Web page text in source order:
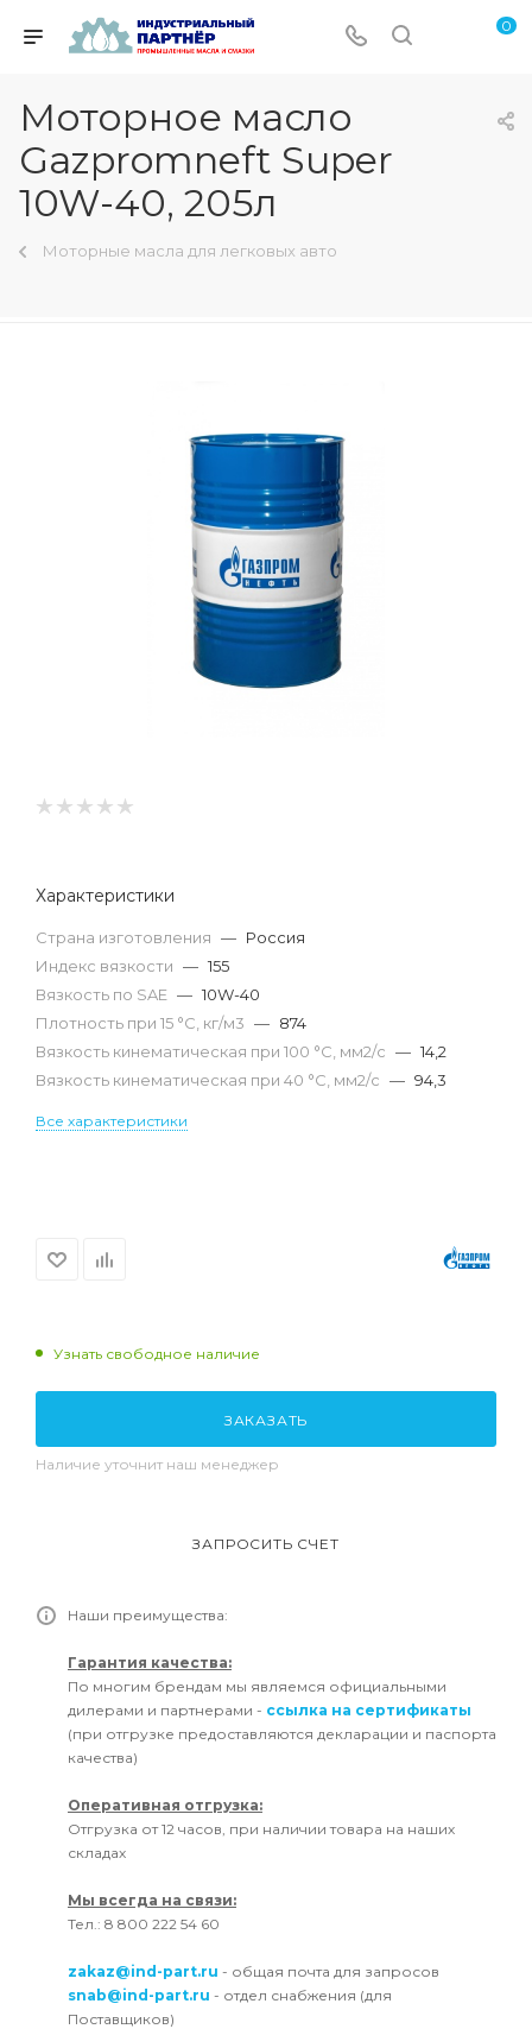
0
Моторное масло
Gazpromneft Super
10W-40, 205л
Моторные масла для легковых авто
Характеристики
Страна изготовления — Россия
Индекс вязкости — 155
Вязкость по SAE — 10W-40
Плотность при 15 °С, кг/м3 — 874
Вязкость кинематическая при 100 °С, мм2/с — 14,2
Вязкость кинематическая при 40 °С, мм2/с — 94,3
Все характеристики
Узнать свободное наличие
ЗАКАЗАТЬ
Наличие уточнит наш менеджер
ЗАПРОСИТЬ СЧЕТ
Наши преимущества:
Гарантия качества:
По многим брендам мы являемся официальными
дилерами и партнерами - ссылка на сертификаты
(при отгрузке предоставляются декларации и паспорта
качества)
Оперативная отгрузка:
Отгрузка от 12 часов, при наличии товара на наших
складах
Мы всегда на связи:
Тел.: 8 800 222 54 60
zakaz@ind-part.ru - общая почта для запросов
snab@ind-part.ru - отдел снабжения (для
Поставщиков)